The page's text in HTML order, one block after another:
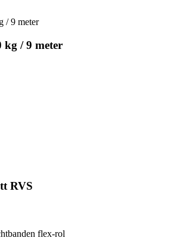
kg / 9 meter
RVS